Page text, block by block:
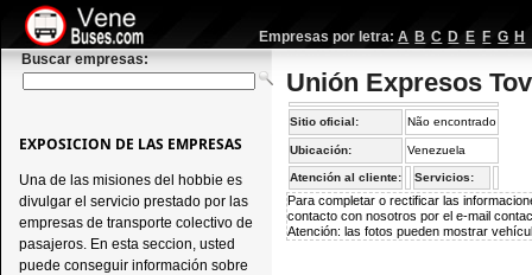
Empresas por letra: A B C D E F G H
Buscar empresas:
Unión Expresos
Sitio oficial: Não encontrado
Ubicación: Venezuela
Atención al cliente: Servicios:
Para completar o rectificar las
contacto con nosotros por el e-mail
Atención: las fotos pueden mostrar
EXPOSICION DE LAS EMPRESAS
Una de las misiones del hobbie es
divulgar el servicio prestado por las
empresas de transporte colectivo de
pasajeros. En esta seccion, usted
puede conseguir información sobre